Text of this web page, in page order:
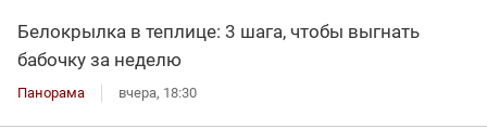
Белокрылка в теплице: 3 шага, чтобы выгнать
бабочку за неделю
Панорама вчера, 18:30